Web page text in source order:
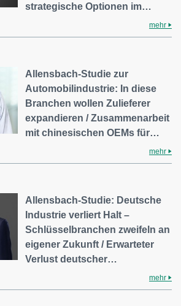
strategische Optionen im…
mehr
Allensbach-Studie zur
Automobilindustrie: In diese
Branchen wollen Zulieferer
expandieren / Zusammenarbeit
mit chinesischen OEMs für…
mehr
Allensbach-Studie: Deutsche
Industrie verliert Halt –
Schlüsselbranchen zweifeln an
eigener Zukunft / Erwarteter
Verlust deutscher…
mehr